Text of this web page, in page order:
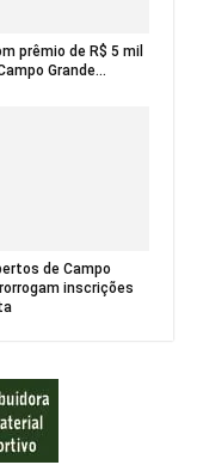
prêmio de R$ 5 mil
Grande...
de Campo
inscrições